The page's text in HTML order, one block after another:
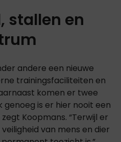
stallen en
andere een nieuwe
trainingsfaciliteiten en
komen er twee
genoeg is er hier nooit een
Koopmans. “Terwijl er
van mens en dier